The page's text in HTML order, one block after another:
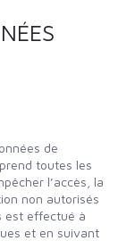
de
toutes les
l’accès, la
non autorisés
est effectué à
et en suivant